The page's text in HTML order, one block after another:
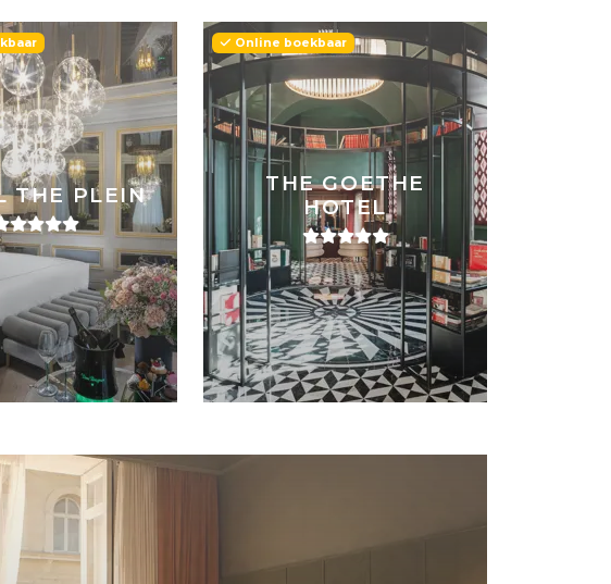
THE PLEIN
THE GOETHE
HOTEL
Online boekbaar